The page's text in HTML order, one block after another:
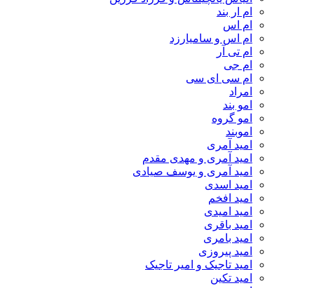
ام‌ ار بند
ام اس
ام اس و سامیارزد
ام تی آر
ام جی
ام سی ای سی
امراد
امو بند
امو گروه
اموبند
امید آمری
امید آمری و مهدی مقدم
امید آمری و یوسف صیادی
امید اسدی
امید افخم
امید امیدی
امید باقری
امید بامری
امید پیروزی
امید تاجیک و امیر تاجیک
امید تکین